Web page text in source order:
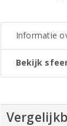
Informatie
Bekijk